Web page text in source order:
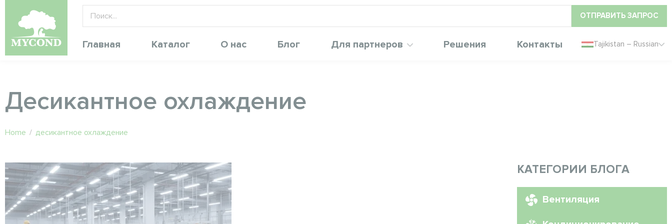
ОТПРАВИТЬ ЗАПРОС
Главная Каталог О нас Блог Для партнеров Решения Контакты Tajikistan – Russian
Десикантное охлаждение
Home / десикантное охлаждение
КАТЕГОРИИ БЛОГА
Вентиляция